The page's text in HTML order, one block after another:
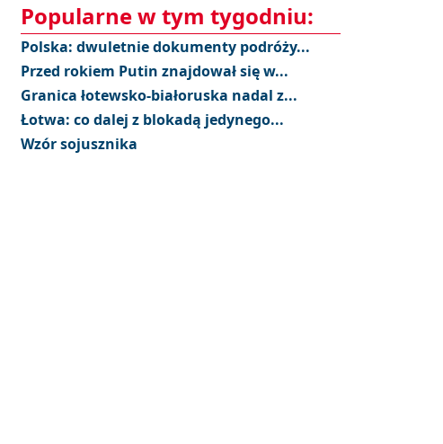
Popularne w tym tygodniu:
Polska: dwuletnie dokumenty podróży...
Przed rokiem Putin znajdował się w...
Granica łotewsko-białoruska nadal z...
Łotwa: co dalej z blokadą jedynego...
Wzór sojusznika